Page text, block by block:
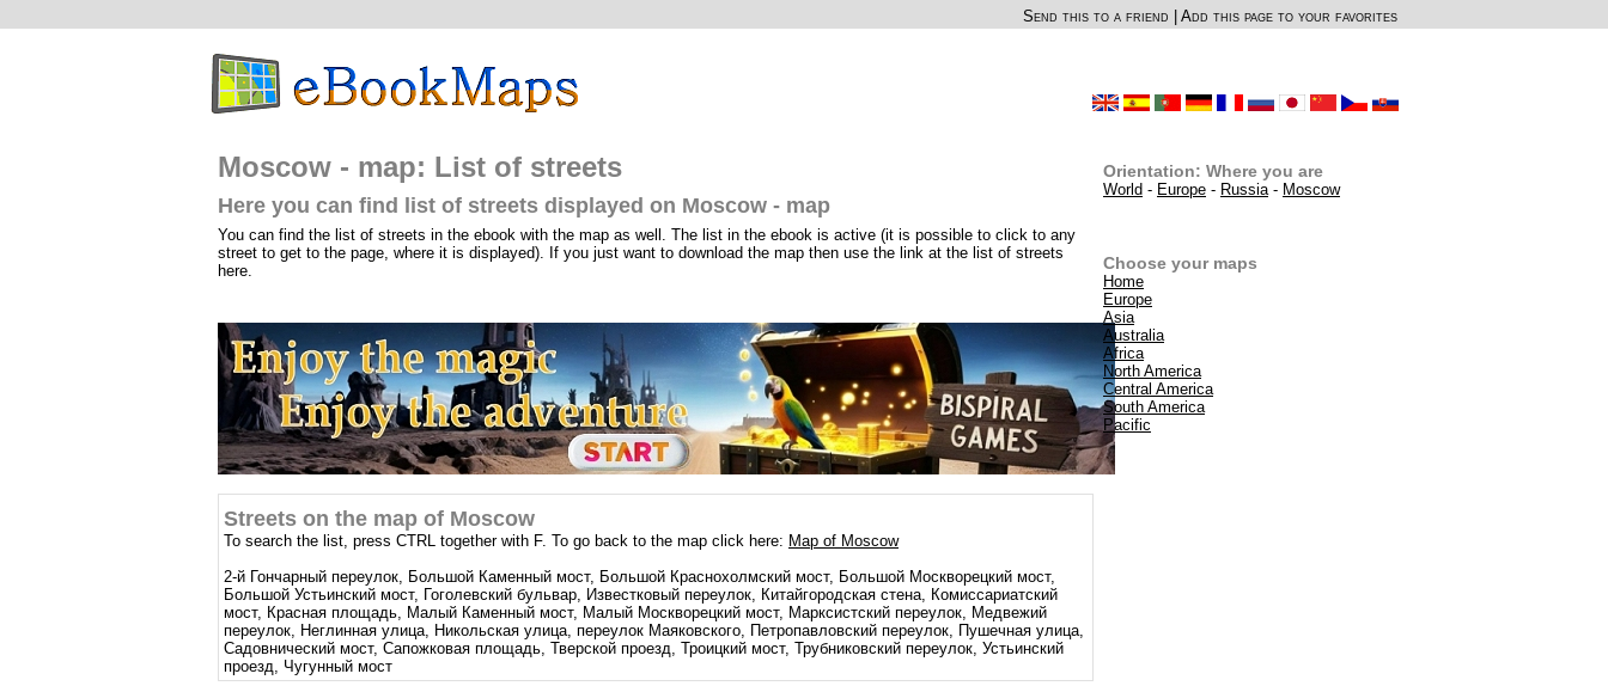
Send this to a friend Add this page to your favorites
Moscow - map: List of streets
Here you can find list of streets displayed on Moscow - map
You can find the list of streets in the ebook with the map as well. The list in the ebook is active (it is possible to click to any
street to get to the page, where it is displayed). If you just want to download the map then use the link at the list of streets
here.
Streets on the map of Moscow
To search the list, press CTRL together with F. To go back to the map click here: Map of Moscow
2-й Гончарный переулок, Большой Каменный мост, Большой Краснохолмский мост, Большой Москворецкий мост,
Большой Устьинский мост, Гоголевский бульвар, Известковый переулок, Китайгородская стена, Комиссариатский
мост, Красная площадь, Малый Каменный мост, Малый Москворецкий мост, Марксистский переулок, Медвежий
переулок, Неглинная улица, Никольская улица, переулок Маяковского, Петропавловский переулок, Пушечная улица,
Садовнический мост, Сапожковая площадь, Тверской проезд, Троицкий мост, Трубниковский переулок, Устьинский
проезд, Чугунный мост
Orientation: Where you are
World - Europe - Russia- Moscow
Choose your maps
Home
Europe
Asia
Australia
Africa
North America
Central America
South America
Pacific